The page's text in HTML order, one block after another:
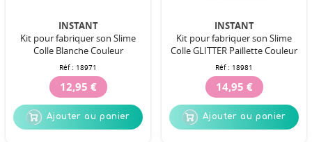
INSTANT
Kit pour fabriquer son Slime
Colle Blanche Couleur
Réf : 18971
12,95 €
Ajouter au panier
INSTANT
Kit pour fabriquer son Slime
Colle GLITTER Paillette Couleur
Réf : 18981
14,95 €
Ajouter au panier